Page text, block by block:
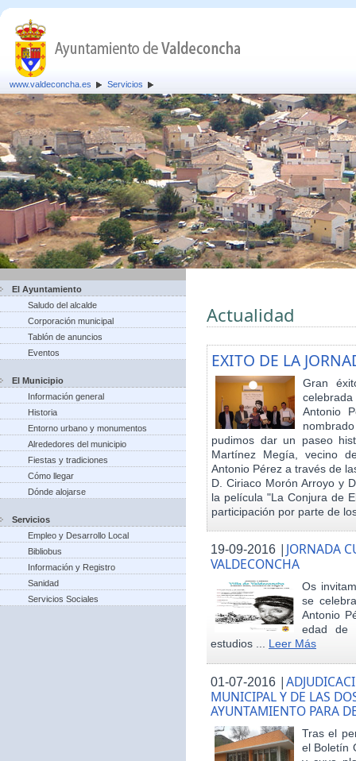
www.valdeconcha.es Servicios
El Ayuntamiento
Saludo del alcalde
Corporación municipal
Tablón de anuncios
Eventos
El Municipio
Información general
Historia
Entorno urbano y monumentos
Alrededores del municipio
Fiestas y tradiciones
Cómo llegar
Dónde alojarse
Servicios
Empleo y Desarrollo Local
Bibliobus
Información y Registro
Sanidad
Servicios Sociales
Actualidad
EXITO DE LA
Gran
Antonio
pudimos dar un paseo
Martínez Megía, vecino
Antonio Pérez a través de
D. Ciriaco Morón Arroyo y
la película "La Conjura de
participación por parte de
19-09-2016 | JORNADA
VALDECONCHA
Os
se
Antonio
edad de
estudios ... Leer Más
01-07-2016 |
MUNICIPAL Y DE LAS
AYUNTAMIENTO PARA
Tras el
el Boletín